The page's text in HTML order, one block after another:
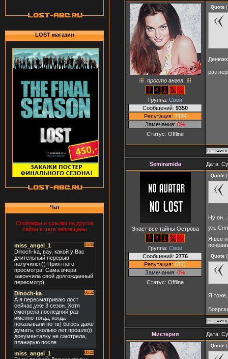
LOST магазин
Чат
Спойлеры и ссылки на другие
сайты в чате запрещены
просто ангел
Группа: Свои
Сообщений: 9350
Репутация: 7174
Замечания: 0%
Статус: Offline
Quote (
раз
Semiramida Дата:
Знает все тайны Острова
Группа: Свои
Сообщений: 2776
Репутация: 6711
Замечания: 0%
Статус: Offline
Quote (
Ну
уж.
Я все
Quote (
Я
Мистерия Дата:
Quote (